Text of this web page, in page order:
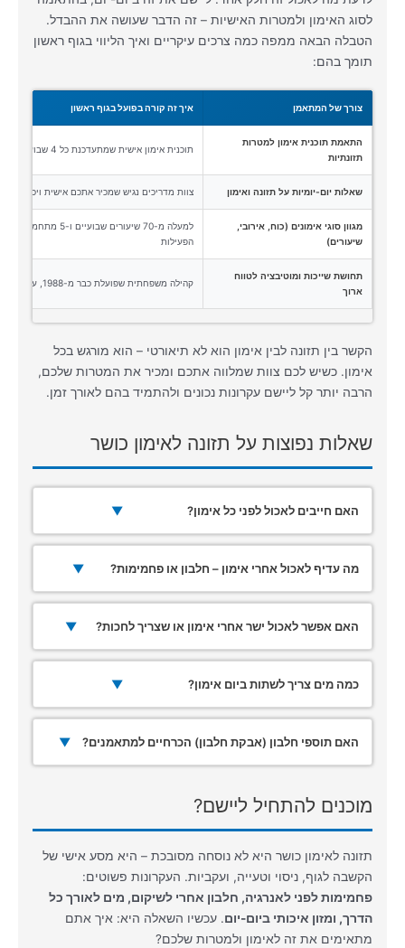
לסוג האימון ולמטרות האישיות – זה הדבר שעושה את ההבדל.
הטבלה הבאה ממפה כמה צרכים עיקריים ואיך הליווי בגוף ראשון
תומך בהם:
צורך של המתאמן איך זה קורה בפועל בגוף ראשון
התאמת תוכנית אימון למטרות
תזונתיות
תוכנית אימון אישית שמתעדכנת כל 4 שבועות, עם מעקב צמוד של צוות מקצועי
שאלות יום-יומיות על תזונה ואימון צוות מדריכים נגיש שמכיר אתכם אישית ויכול
מגוון סוגי אימונים (כוח, אירובי,
שיעורים)
הפעילות
תחושת שייכות ומוטיבציה לטווח
ארוך
קהילה משפחתית שפועלת כבר מ-1988, עם אווירה שגורמת לכם לרצות לחזור
הקשר בין תזונה לבין אימון הוא לא תיאורטי – הוא מורגש בכל
אימון. כשיש לכם צוות שמלווה אתכם ומכיר את המטרות שלכם,
הרבה יותר קל ליישם עקרונות נכונים ולהתמיד בהם לאורך זמן.
שאלות נפוצות על תזונה לאימון כושר
האם חייבים לאכול לפני כל אימון? ▼
מה עדיף לאכול אחרי אימון – חלבון או פחמימות? ▼
האם אפשר לאכול ישר אחרי אימון או שצריך לחכות? ▼
כמה מים צריך לשתות ביום אימון? ▼
האם תוספי חלבון (אבקת חלבון) הכרחיים למתאמנים? ▼
מוכנים להתחיל ליישם?
תזונה לאימון כושר היא לא נוסחה מסובכת – היא מסע אישי של
הקשבה לגוף, ניסוי וטעייה, ועקביות. העקרונות פשוטים:
פחמימות לפני לאנרגיה, חלבון אחרי לשיקום, מים לאורך כל
הדרך, ומזון איכותי ביום-יום. עכשיו השאלה היא: איך אתם
מתאימים את זה לאימון ולמטרות שלכם?